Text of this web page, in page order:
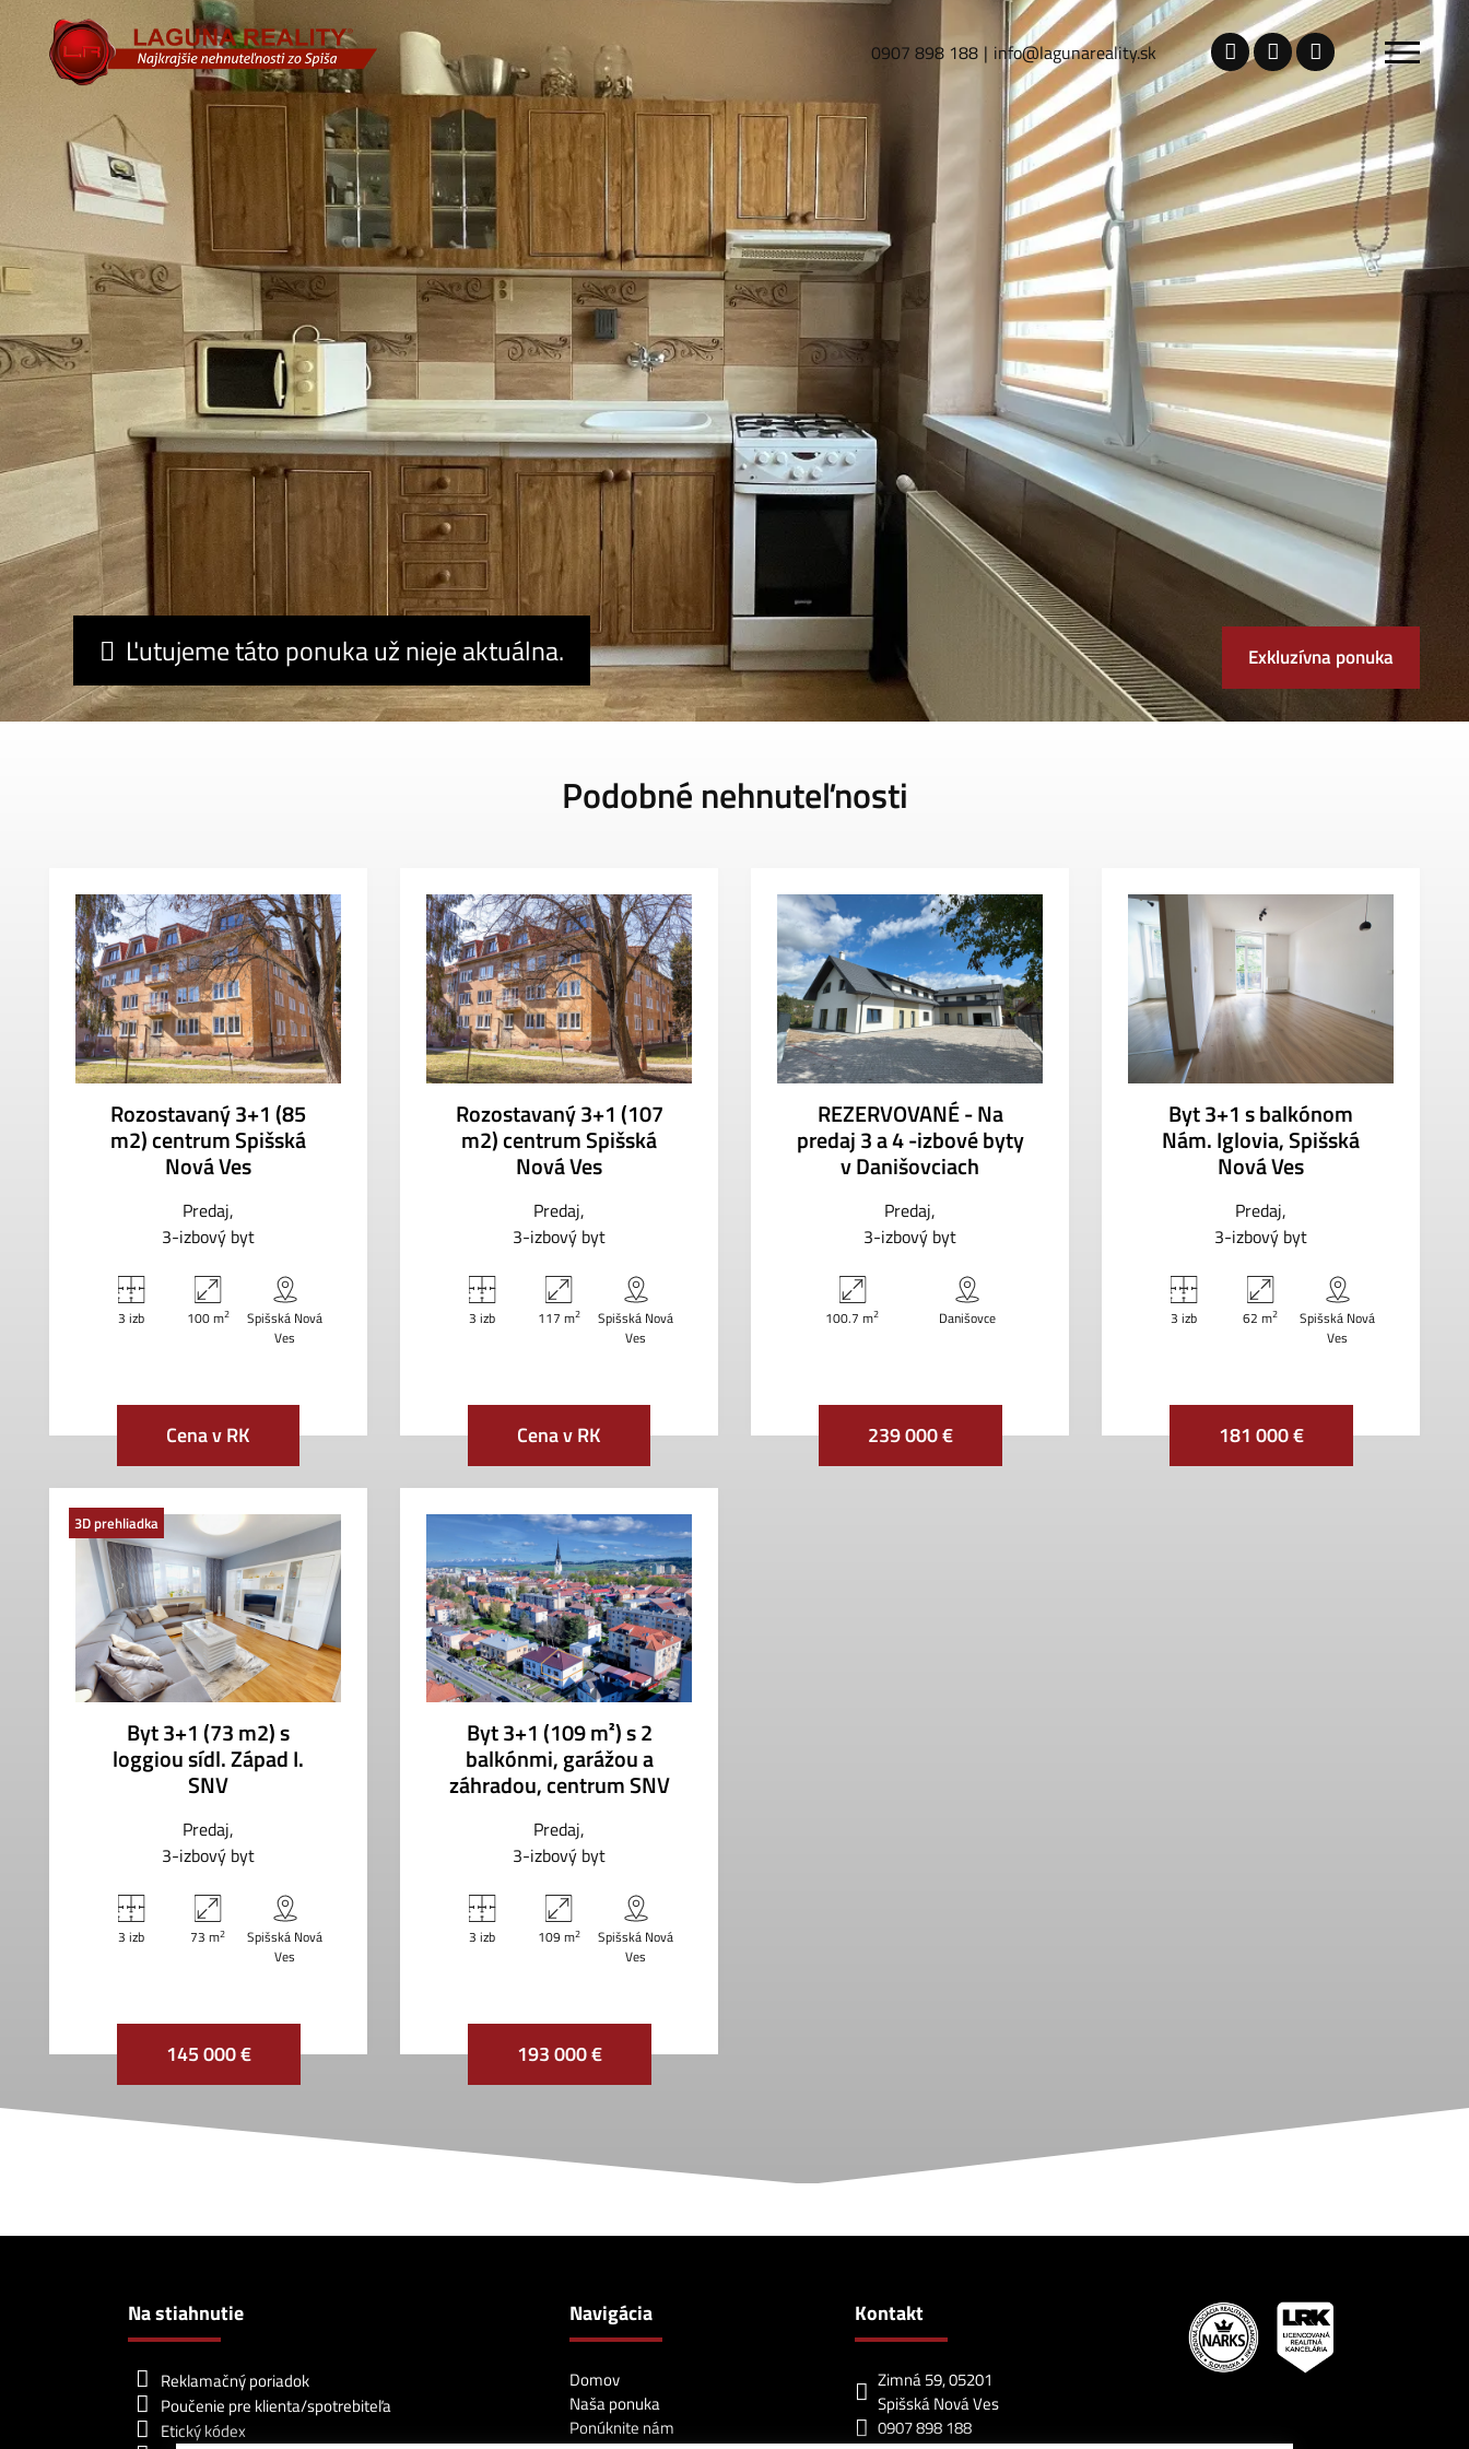
0907 898 188 info@lagunareality.sk
Exkluzívna ponuka
Ľutujeme táto ponuka už nieje aktuálna.
Podobné nehnuteľnosti
Rozostavaný 3+1 (85
m2) centrum Spišská
Nová Ves
Predaj
3-izbový byt
3 izb 100 m2
Spišská Nová
Ves
Cena v RK
Rozostavaný 3+1 (107
m2) centrum Spišská
Nová Ves
Predaj
3-izbový byt
3 izb 117 m2
Spišská Nová
Ves
Cena v RK
REZERVOVANÉ - Na
predaj 3 a 4 -izbové byty
v Danišovciach
Predaj
3-izbový byt
100.7 m2 Danišovce
239 000 €
Byt 3+1 s balkónom
Nám. Iglovia, Spišská
Nová Ves
Predaj
3-izbový byt
3 izb 62 m2
Spišská Nová
Ves
181 000 €
3D prehliadka
Byt 3+1 (73 m2) s
loggiou sídl. Západ I.
SNV
Predaj
3-izbový byt
3 izb 73 m2
Spišská Nová
Ves
145 000 €
Byt 3+1 (109 m²) s 2
balkónmi, garážou a
záhradou, centrum SNV
Predaj
3-izbový byt
3 izb 109 m2
Spišská Nová
Ves
193 000 €
Na stiahnutie
Reklamačný poriadok
Poučenie pre klienta/spotrebiteľa
Etický kódex
Navigácia
Domov
Naša ponuka
Ponúknite nám
Kontakt
Zimná 59, 05201
Spišská Nová Ves
0907 898 188